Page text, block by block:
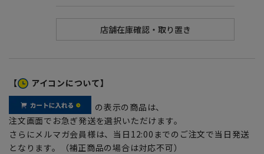
【 アイコンについて】
の表示の商品は、
注文画面でお急ぎ発送を選択いただけます。
さらにメルマガ会員様は、当日12:00までのご注文で当日発送
となります。（補正商品の場合は対応不可）